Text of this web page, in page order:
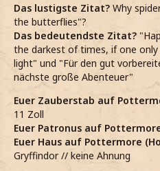
Das lustigste Zitat? Why
the butterflies"?
Das bedeutendste Zitat?
the darkest of times, if one
light" und "Für den gut
nächste große Abenteuer"
Euer Zauberstab auf
11 Zoll
Euer Patronus auf
Euer Haus auf Pottermore
Gryffindor // keine Ahnung